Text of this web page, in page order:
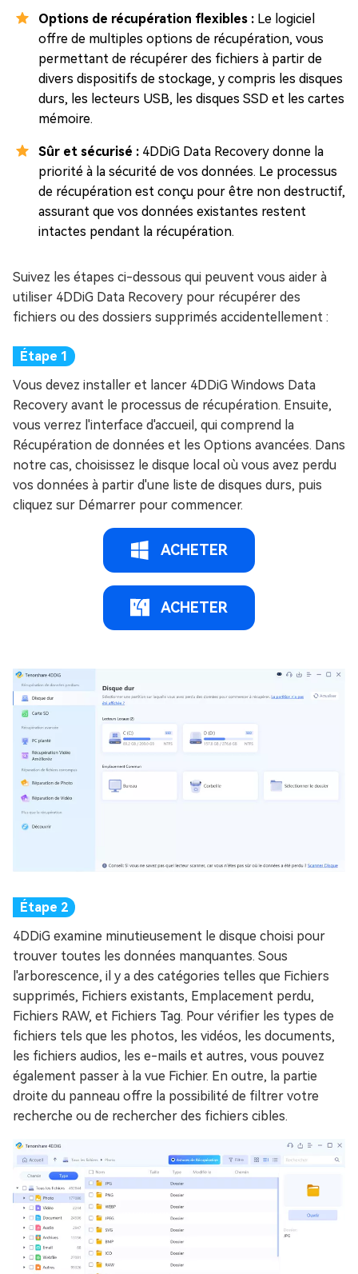
Options de récupération flexibles : Le logiciel
offre de multiples options de récupération, vous
permettant de récupérer des fichiers à partir de
divers dispositifs de stockage, y compris les disques
durs, les lecteurs USB, les disques SSD et les cartes
mémoire.
Sûr et sécurisé : 4DDiG Data Recovery donne la
priorité à la sécurité de vos données. Le processus
de récupération est conçu pour être non destructif,
assurant que vos données existantes restent
intactes pendant la récupération.
Suivez les étapes ci-dessous qui peuvent vous aider à
utiliser 4DDiG Data Recovery pour récupérer des
fichiers ou des dossiers supprimés accidentellement :
Vous devez installer et lancer 4DDiG Windows Data
Recovery avant le processus de récupération. Ensuite,
vous verrez l'interface d'accueil, qui comprend la
Récupération de données et les Options avancées. Dans
notre cas, choisissez le disque local où vous avez perdu
vos données à partir d'une liste de disques durs, puis
cliquez sur Démarrer pour commencer.
ACHETER
ACHETER
4DDiG examine minutieusement le disque choisi pour
trouver toutes les données manquantes. Sous
l'arborescence, il y a des catégories telles que Fichiers
supprimés, Fichiers existants, Emplacement perdu,
Fichiers RAW, et Fichiers Tag. Pour vérifier les types de
fichiers tels que les photos, les vidéos, les documents,
les fichiers audios, les e-mails et autres, vous pouvez
également passer à la vue Fichier. En outre, la partie
droite du panneau offre la possibilité de filtrer votre
recherche ou de rechercher des fichiers cibles.